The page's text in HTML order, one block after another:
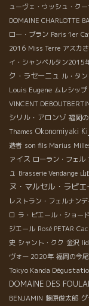
ューヴェ・ウッシュ・ク
DOMAINE CHARLOTTE
ロー・ブラン Paris 1er
2016 Miss Terre アスカ
イ・シャンベルタン2015
ク・ラセーニュ ル・タ
Louis Eugene ムレシップ
VINCENT
シリル・アロンゾ 福岡
Thames Okonomiyaki
造者 son fils Marius
ァイス ローラン・フェル
ュ Brasserie Vendange 山
ヌ・マルセル・ラピエ
レストラン・フェルナン
ロ ラ・ピエール・ショード
ジエール Rosé PETAR
史 シャント・クク 金沢
ヴォー 2020年 福岡の今
Tokyo Kanda
DOMAINE DES
BENJAMIN 藤原俊太郎